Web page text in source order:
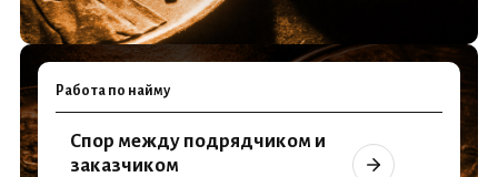
Работа по найму
Спор между подрядчиком и
заказчиком